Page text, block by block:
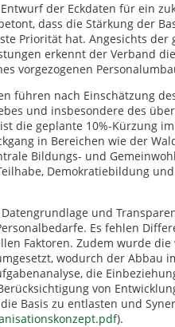
der Eckdaten für ein
dass die Stärkung der
Priorität hat. Angesichts
erkennt der Verband
vorgezogenen
führen nach Einschätzung
und insbesondere des
die geplante 10%-Kürzung
in Bereichen wie der
Bildungs- und
Demokratiebildung
und
Es fehlen
Faktoren. Zudem wurde die
wodurch der Abbau
die
von
Basis zu entlasten und
).